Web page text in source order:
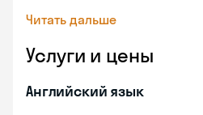
Читать дальше
Услуги и цены
Английский язык